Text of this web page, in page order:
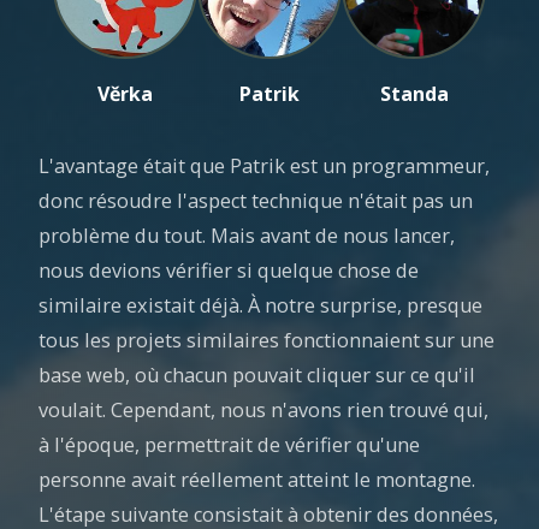
Věrka Patrik Standa
L'avantage était que Patrik est un programmeur,
donc résoudre l'aspect technique n'était pas un
problème du tout. Mais avant de nous lancer,
nous devions vérifier si quelque chose de
similaire existait déjà. À notre surprise, presque
tous les projets similaires fonctionnaient sur une
base web, où chacun pouvait cliquer sur ce qu'il
voulait. Cependant, nous n'avons rien trouvé qui,
à l'époque, permettrait de vérifier qu'une
personne avait réellement atteint le montagne.
L'étape suivante consistait à obtenir des données,